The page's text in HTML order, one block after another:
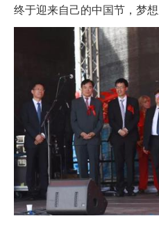
终于迎来自己的中国节，梦想